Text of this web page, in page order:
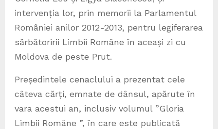
intervenția lor, prin memorii la Parlamentul
României anilor 2012-2013, pentru legiferarea
sărbătoririi Limbii Române în aceași zi cu
Moldova de peste Prut.
Președintele cenaclului a prezentat cele
câteva cărți, emnate de dânsul, apărute în
vara acestui an, inclusiv volumul ”Gloria
Limbii Române ”, în care este publicată